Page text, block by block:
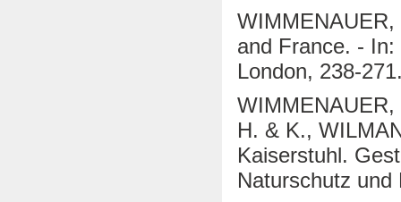
and France. -
London, 238-
H. & K.,
Kaiserstuhl.
Naturschutz